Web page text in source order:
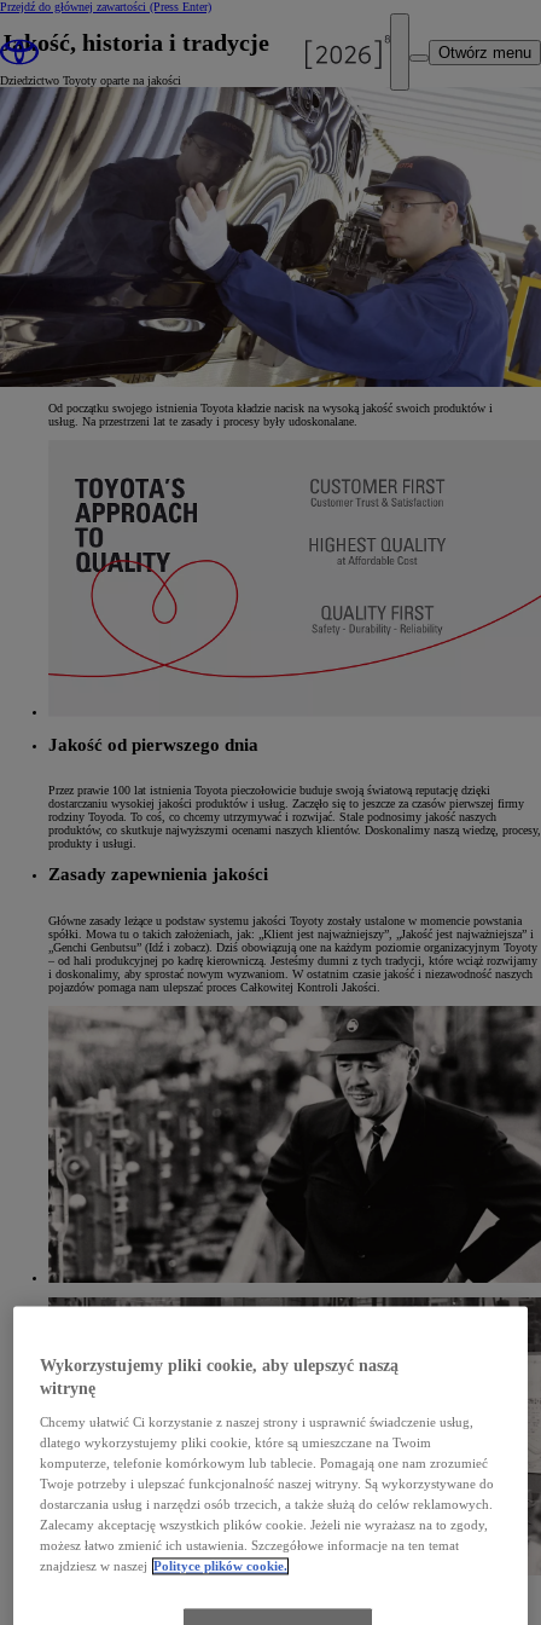
Przejdź do głównej zawartości (Press Enter)
Otwórz menu
Jakość, historia i tradycje
Dziedzictwo Toyoty oparte na jakości
Od początku swojego istnienia Toyota kładzie nacisk na wysoką jakość swoich produktów i
usług. Na przestrzeni lat te zasady i procesy były udoskonalane.
Jakość od pierwszego dnia
Przez prawie 100 lat istnienia Toyota pieczołowicie buduje swoją światową reputację dzięki
dostarczaniu wysokiej jakości produktów i usług. Zaczęło się to jeszcze za czasów pierwszej firmy
rodziny Toyoda. To coś, co chcemy utrzymywać i rozwijać. Stale podnosimy jakość naszych
produktów, co skutkuje najwyższymi ocenami naszych klientów. Doskonalimy naszą wiedzę, procesy,
produkty i usługi.
Zasady zapewnienia jakości
Główne zasady leżące u podstaw systemu jakości Toyoty zostały ustalone w momencie powstania
spółki. Mowa tu o takich założeniach, jak: „Klient jest najważniejszy”, „Jakość jest najważniejsza” i
„Genchi Genbutsu” (Idź i zobacz). Dziś obowiązują one na każdym poziomie organizacyjnym Toyoty
– od hali produkcyjnej po kadrę kierowniczą. Jesteśmy dumni z tych tradycji, które wciąż rozwijamy
i doskonalimy, aby sprostać nowym wyzwaniom. W ostatnim czasie jakość i niezawodność naszych
pojazdów pomaga nam ulepszać proces Całkowitej Kontroli Jakości.
Wykorzystujemy pliki cookie, aby ulepszyć naszą
witrynę
Chcemy ułatwić Ci korzystanie z naszej strony i usprawnić świadczenie usług,
dlatego wykorzystujemy pliki cookie, które są umieszczane na Twoim
komputerze, telefonie komórkowym lub tablecie. Pomagają one nam zrozumieć
Twoje potrzeby i ulepszać funkcjonalność naszej witryny. Są wykorzystywane do
dostarczania usług i narzędzi osób trzecich, a także służą do celów reklamowych.
Zalecamy akceptację wszystkich plików cookie. Jeżeli nie wyrażasz na to zgody,
możesz łatwo zmienić ich ustawienia. Szczegółowe informacje na ten temat
znajdziesz w naszej Polityce plików cookie.